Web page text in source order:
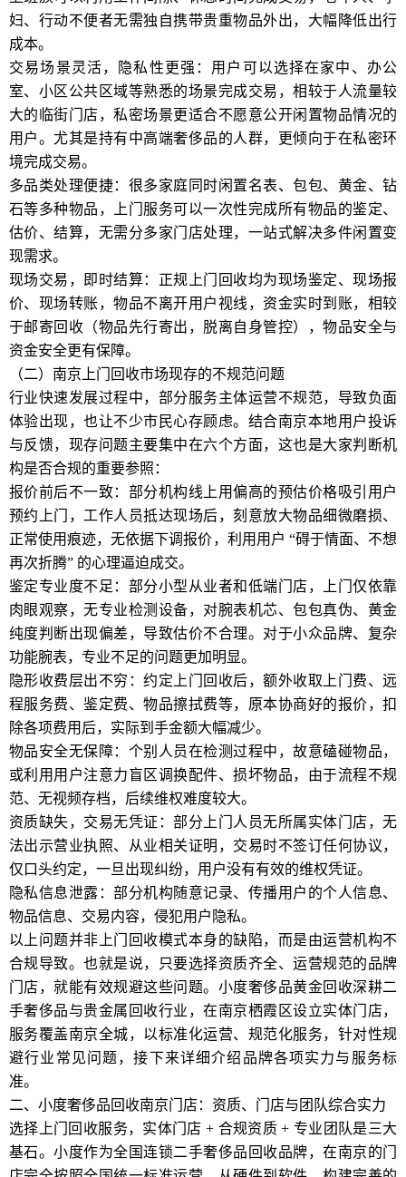
妇、行动不便者无需独自携带贵重物品外出，大幅降低出行
成本。
交易场景灵活，隐私性更强：用户可以选择在家中、办公
室、小区公共区域等熟悉的场景完成交易，相较于人流量较
大的临街门店，私密场景更适合不愿意公开闲置物品情况的
用户。尤其是持有中高端奢侈品的人群，更倾向于在私密环
境完成交易。
多品类处理便捷：很多家庭同时闲置名表、包包、黄金、钻
石等多种物品，上门服务可以一次性完成所有物品的鉴定、
估价、结算，无需分多家门店处理，一站式解决多件闲置变
现需求。
现场交易，即时结算：正规上门回收均为现场鉴定、现场报
价、现场转账，物品不离开用户视线，资金实时到账，相较
于邮寄回收（物品先行寄出，脱离自身管控），物品安全与
资金安全更有保障。
（二）南京上门回收市场现存的不规范问题
行业快速发展过程中，部分服务主体运营不规范，导致负面
体验出现，也让不少市民心存顾虑。结合南京本地用户投诉
与反馈，现存问题主要集中在六个方面，这也是大家判断机
构是否合规的重要参照：
报价前后不一致：部分机构线上用偏高的预估价格吸引用户
预约上门，工作人员抵达现场后，刻意放大物品细微磨损、
正常使用痕迹，无依据下调报价，利用用户 “碍于情面、不想
再次折腾” 的心理逼迫成交。
鉴定专业度不足：部分小型从业者和低端门店，上门仅依靠
肉眼观察，无专业检测设备，对腕表机芯、包包真伪、黄金
纯度判断出现偏差，导致估价不合理。对于小众品牌、复杂
功能腕表，专业不足的问题更加明显。
隐形收费层出不穷：约定上门回收后，额外收取上门费、远
程服务费、鉴定费、物品擦拭费等，原本协商好的报价，扣
除各项费用后，实际到手金额大幅减少。
物品安全无保障：个别人员在检测过程中，故意磕碰物品，
或利用用户注意力盲区调换配件、损坏物品，由于流程不规
范、无视频存档，后续维权难度较大。
资质缺失，交易无凭证：部分上门人员无所属实体门店，无
法出示营业执照、从业相关证明，交易时不签订任何协议，
仅口头约定，一旦出现纠纷，用户没有有效的维权凭证。
隐私信息泄露：部分机构随意记录、传播用户的个人信息、
物品信息、交易内容，侵犯用户隐私。
以上问题并非上门回收模式本身的缺陷，而是由运营机构不
合规导致。也就是说，只要选择资质齐全、运营规范的品牌
门店，就能有效规避这些问题。小度奢侈品黄金回收深耕二
手奢侈品与贵金属回收行业，在南京栖霞区设立实体门店，
服务覆盖南京全城，以标准化运营、规范化服务，针对性规
避行业常见问题，接下来详细介绍品牌各项实力与服务标
准。
二、小度奢侈品回收南京门店：资质、门店与团队综合实力
选择上门回收服务，实体门店 + 合规资质 + 专业团队是三大
基石。小度作为全国连锁二手奢侈品回收品牌，在南京的门